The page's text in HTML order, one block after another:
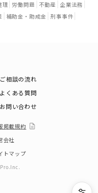
理 労働問題 不動産 企業法務
補助金・助成金 刑事事件
ご相談の流れ
よくある質問
お問い合わせ
掲載規約
会社
トマップ